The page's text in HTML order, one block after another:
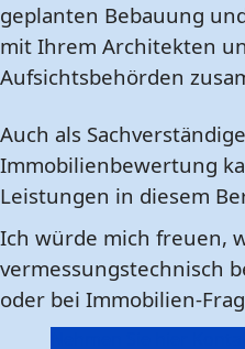
geplanten Bebauung
mit Ihrem Architekten
Aufsichtsbehörden
Auch als
Immobilienbewertung
Leistungen in diesem
Ich würde mich freuen,
vermessungstechnisch
oder bei Immobilien-